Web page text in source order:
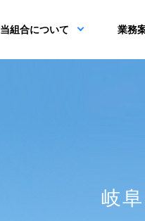
当組合について 業務
岐